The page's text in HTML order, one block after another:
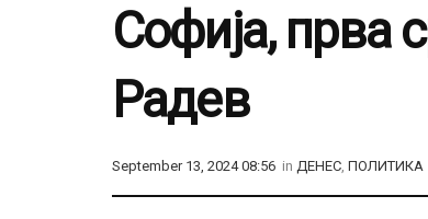
Софија, прва
Радев
September 13, 2024 08:56 in ДЕНЕС, ПОЛИТИКА